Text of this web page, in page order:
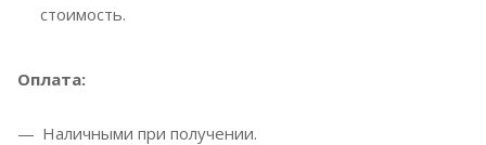
стоимость.
Оплата:
Наличными при получении.